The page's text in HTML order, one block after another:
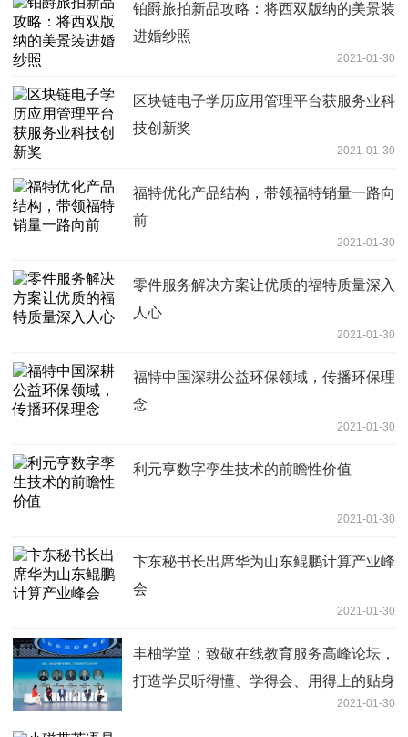
铂爵旅拍新品攻略：将西双版纳的美景装
进婚纱照
2021-01-30
区块链电子学历应用管理平台获服务业科
技创新奖
2021-01-30
福特优化产品结构，带领福特销量一路向
前
2021-01-30
零件服务解决方案让优质的福特质量深入
人心
2021-01-30
福特中国深耕公益环保领域，传播环保理
念
2021-01-30
利元亨数字孪生技术的前瞻性价值
2021-01-30
卞东秘书长出席华为山东鲲鹏计算产业峰
会
2021-01-30
丰柚学堂：致敬在线教育服务高峰论坛，
打造学员听得懂、学得会、用得上的贴身
2021-01-30